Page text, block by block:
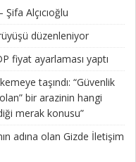
Alçıcıoğlu
düzenleniyor
fiyat ayarlaması yaptı
taşındı: “Güvenlik
bir arazinin hangi
merak konusu”
adına olan Gizde İletişim